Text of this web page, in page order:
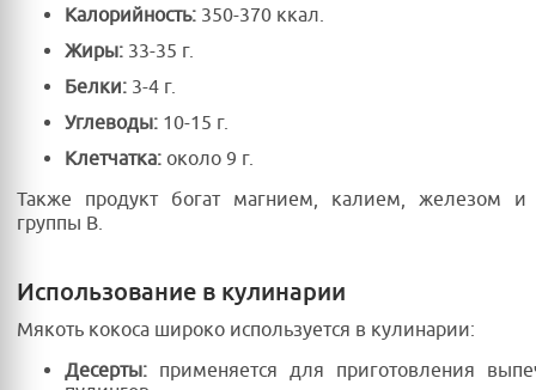
Калорийность: 350-370 ккал.
Жиры: 33-35 г.
Белки: 3-4 г.
Углеводы: 10-15 г.
Клетчатка: около 9 г.
Также продукт богат магнием, калием, железом и
группы B.
Использование в кулинарии
Мякоть кокоса широко используется в кулинарии:
Десерты: применяется для приготовления